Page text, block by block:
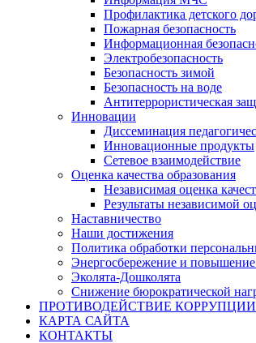
Профилактика детского
Пожарная безопасность
Информационная
Электробезопасность
Безопасность зимой
Безопасность на воде
Антитеррористическая
Инновации
Диссеминация
Инновационные продукты
Сетевое взаимодействие
Оценка качества образования
Независимая оценка
Результаты независимой
Наставничество
Наши достижения
Политика обработки
Энергосбережение и повышение
Эколята-Дошколята
Снижение бюрократической
ПРОТИВОДЕЙСТВИЕ КОРРУПЦИИ
КАРТА САЙТА
КОНТАКТЫ